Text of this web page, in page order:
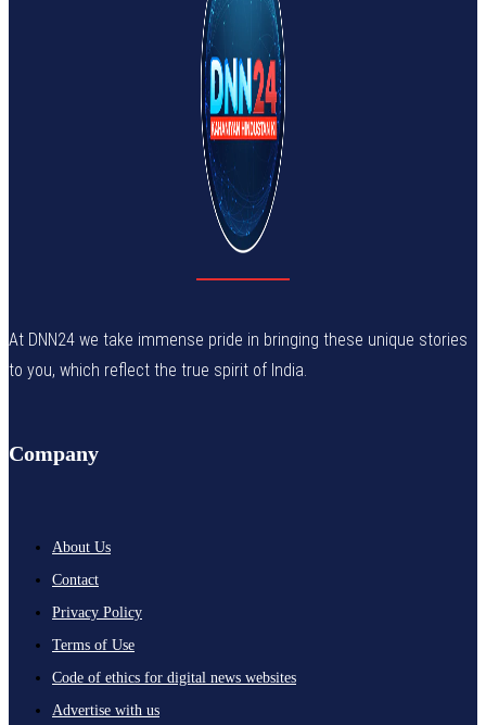
At DNN24 we take immense pride in bringing these unique stories
to you, which reflect the true spirit of India.
Company
About Us
Contact
Privacy Policy
Terms of Use
Code of ethics for digital news websites
Advertise with us